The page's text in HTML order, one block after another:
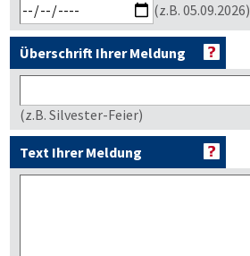
(z.B. 05.09.2026)
Überschrift Ihrer Meldung
(z.B. Silvester-Feier)
Text Ihrer Meldung